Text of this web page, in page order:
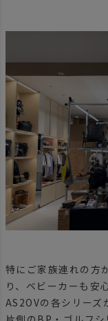
特にご家族連れの方
り、ベビーカーも安
AS2OVの各シリーズ